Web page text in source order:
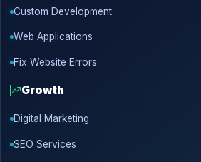
Custom Development
Web Applications
Fix Website Errors
Growth
Digital Marketing
SEO Services